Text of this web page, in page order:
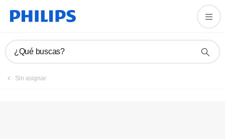
¿Qué buscas?
Sin asignar
Manuales y documentación